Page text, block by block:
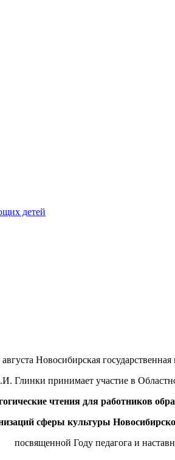
детей
Новосибирская государственная
Глинки принимает участие в
чтения для работников
сферы культуры
посвященной Году педагога и